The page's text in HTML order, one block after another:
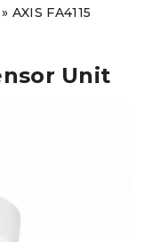
AXIS FA4115
Unit